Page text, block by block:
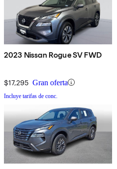
2023 Nissan Rogue SV FWD
$17,295 Gran oferta
Incluye tarifas de conc.